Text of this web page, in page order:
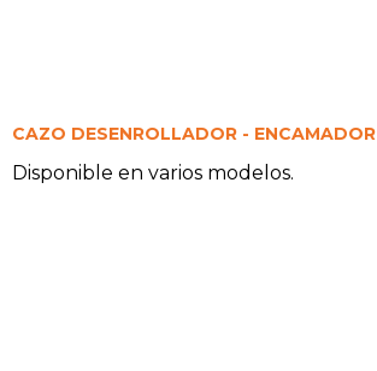
CAZO DESENROLLADOR - ENCAMADOR
Disponible en varios modelos.